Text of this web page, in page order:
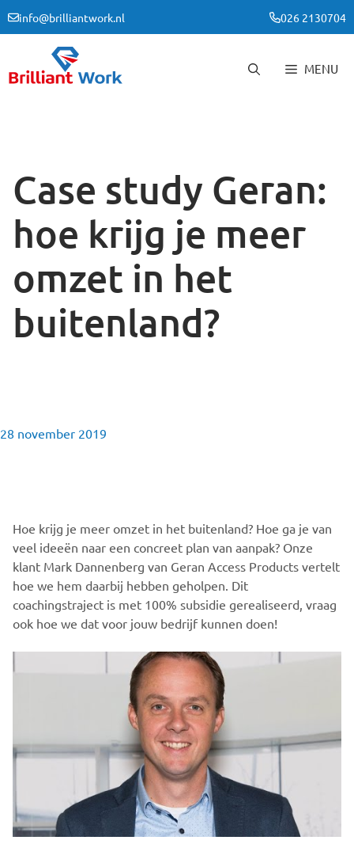
Ga
inhoud
info@brilliantwork.nl 026 2130704
MENU
Case study Geran:
hoe krijg je meer
omzet in het
buitenland?
28 november 2019
Hoe krijg je meer omzet in het buitenland? Hoe ga je van
veel ideeën naar een concreet plan van aanpak? Onze
klant Mark Dannenberg van Geran Access Products vertelt
hoe we hem daarbij hebben geholpen. Dit
coachingstraject is met 100% subsidie gerealiseerd, vraag
ook hoe we dat voor jouw bedrijf kunnen doen!